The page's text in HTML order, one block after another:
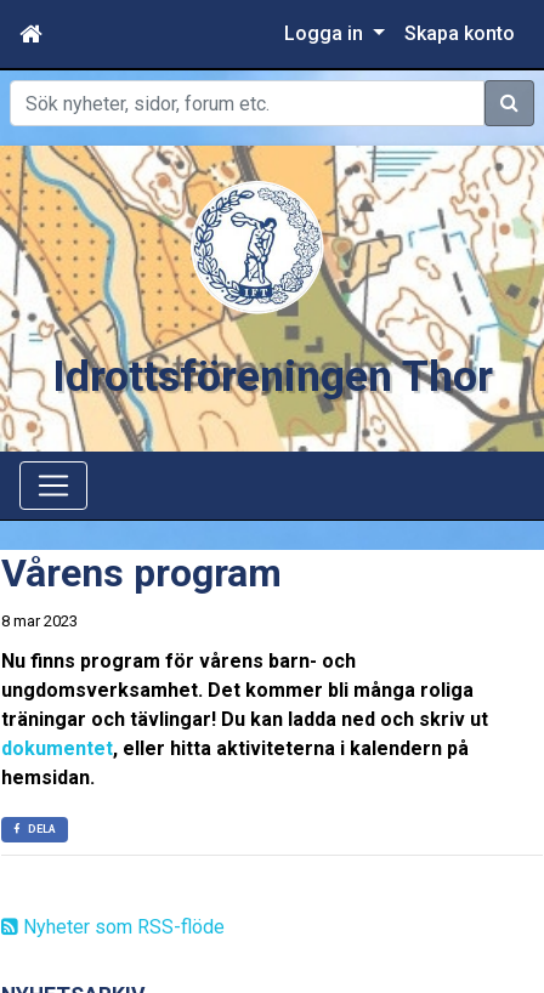
Logga in Skapa konto
Sök
Idrottsföreningen Thor
Nyheter som RSS-flöde
Vårens program
8 mar 2023
Nu finns program för vårens barn- och
ungdomsverksamhet. Det kommer bli många roliga
träningar och tävlingar! Du kan ladda ned och skriv ut
dokumentet, eller hitta aktiviteterna i kalendern på
hemsidan.
DELA